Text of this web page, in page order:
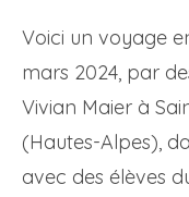
Voici un voyage
mars 2024, par
Vivian Maier à
(Hautes-Alpes),
avec des élèves